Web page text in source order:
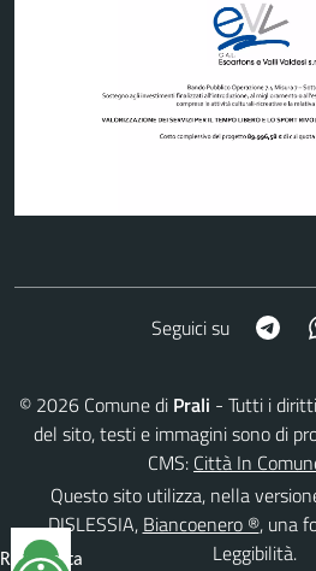
Seguici su
© 2026 Comune di Prali - Tutti i
del sito, testi e immagini sono di
CMS: Città In
Questo sito utilizza, nella
DISLESSIA, Biancoenero ®, una
Leggibilità.
Reimposta